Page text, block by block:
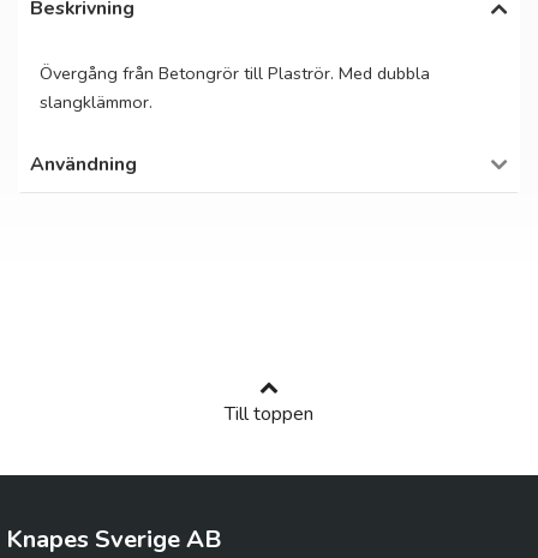
Beskrivning
Övergång från Betongrör till Plaströr. Med dubbla
slangklämmor.
Användning
Till toppen
Knapes Sverige AB